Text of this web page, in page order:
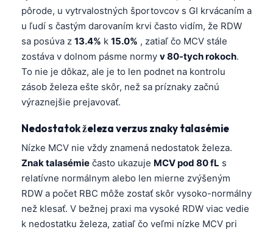
pôrode, u vytrvalostných športovcov s GI krvácaním a
u ľudí s častým darovaním krvi často vidím, že RDW
sa posúva z 13.4% k 15.0% , zatiaľ čo MCV stále
zostáva v dolnom pásme normy v 80-tych rokoch.
To nie je dôkaz, ale je to len podnet na kontrolu
zásob železa ešte skôr, než sa príznaky začnú
výraznejšie prejavovať.
Nedostatok železa verzus znaky talasémie
Nízke MCV nie vždy znamená nedostatok železa.
Znak talasémie často ukazuje MCV pod 80 fL s
relatívne normálnym alebo len mierne zvýšeným
RDW a počet RBC môže zostať skôr vysoko-normálny
než klesať. V bežnej praxi ma vysoké RDW viac vedie
k nedostatku železa, zatiaľ čo veľmi nízke MCV pri